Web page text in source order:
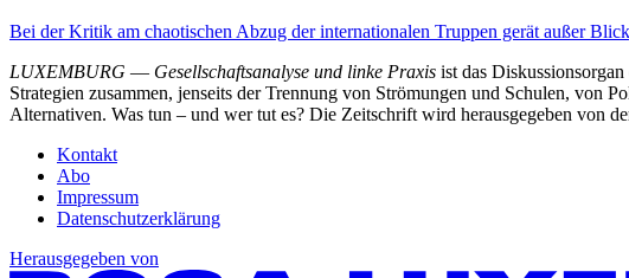
Bei der Kritik am chaotischen Abzug der internationalen Truppen gerät außer
LUXEMBURG — Gesellschaftsanalyse und linke Praxis ist das
Strategien zusammen, jenseits der Trennung von Strömungen und Schulen,
Alternativen. Was tun – und wer tut es? Die Zeitschrift wird herausgegeben von
Kontakt
Abo
Impressum
Datenschutzerklärung
Herausgegeben von